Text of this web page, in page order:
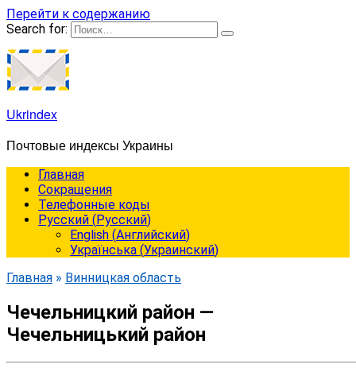
Перейти к содержанию
Search for:
Ukrindex
Почтовые индексы Украины
Главная
Сокращения
Телефонные коды
Русский (Русский)
English (Английский)
Українська (Украинский)
Главная » Винницкая область
Чечельницкий район —
Чечельницький район